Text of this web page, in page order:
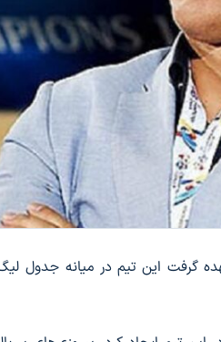
گرفت این تیم در میانه جدول